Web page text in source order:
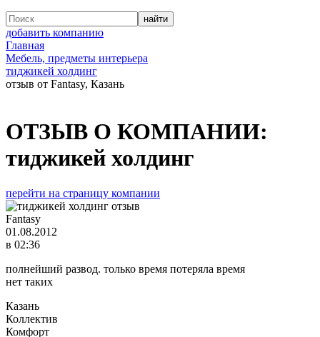
добавить компанию
Главная
Мебель, предметы интерьера
тиджикей холдинг
отзыв от Fantasy, Казань
ОТЗЫВ О КОМПАНИИ:
тиджикей холдинг
перейти на страницу компании
Fantasy
01.08.2012
в 02:36
полнейший развод. только время потеряла время
нет таких
Казань
Коллектив
Комфорт